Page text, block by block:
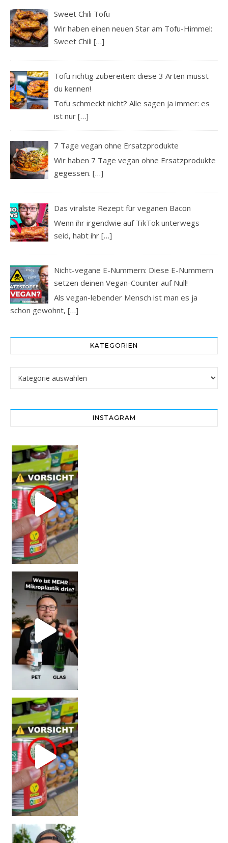
Sweet Chili Tofu
Wir haben einen neuen Star am Tofu-Himmel:
Sweet Chili[…]
Tofu richtig zubereiten: diese 3 Arten musst
du kennen!
Tofu schmeckt nicht? Alle sagen ja immer: es
ist nur[…]
7 Tage vegan ohne Ersatzprodukte
Wir haben 7 Tage vegan ohne Ersatzprodukte
gegessen.[…]
Das viralste Rezept für veganen Bacon
Wenn ihr irgendwie auf TikTok unterwegs
seid, habt ihr[…]
Nicht-vegane E-Nummern: Diese E-Nummern
setzen deinen Vegan-Counter auf Null!
Als vegan-lebender Mensch ist man es ja
schon gewohnt, […]
KATEGORIEN
INSTAGRAM
Vorsicht! Eine Dell
SCHOCK-STUDIE: Mehr Mikroplastik in Glasflaschen
Vorsicht! Eine Dell
Erb